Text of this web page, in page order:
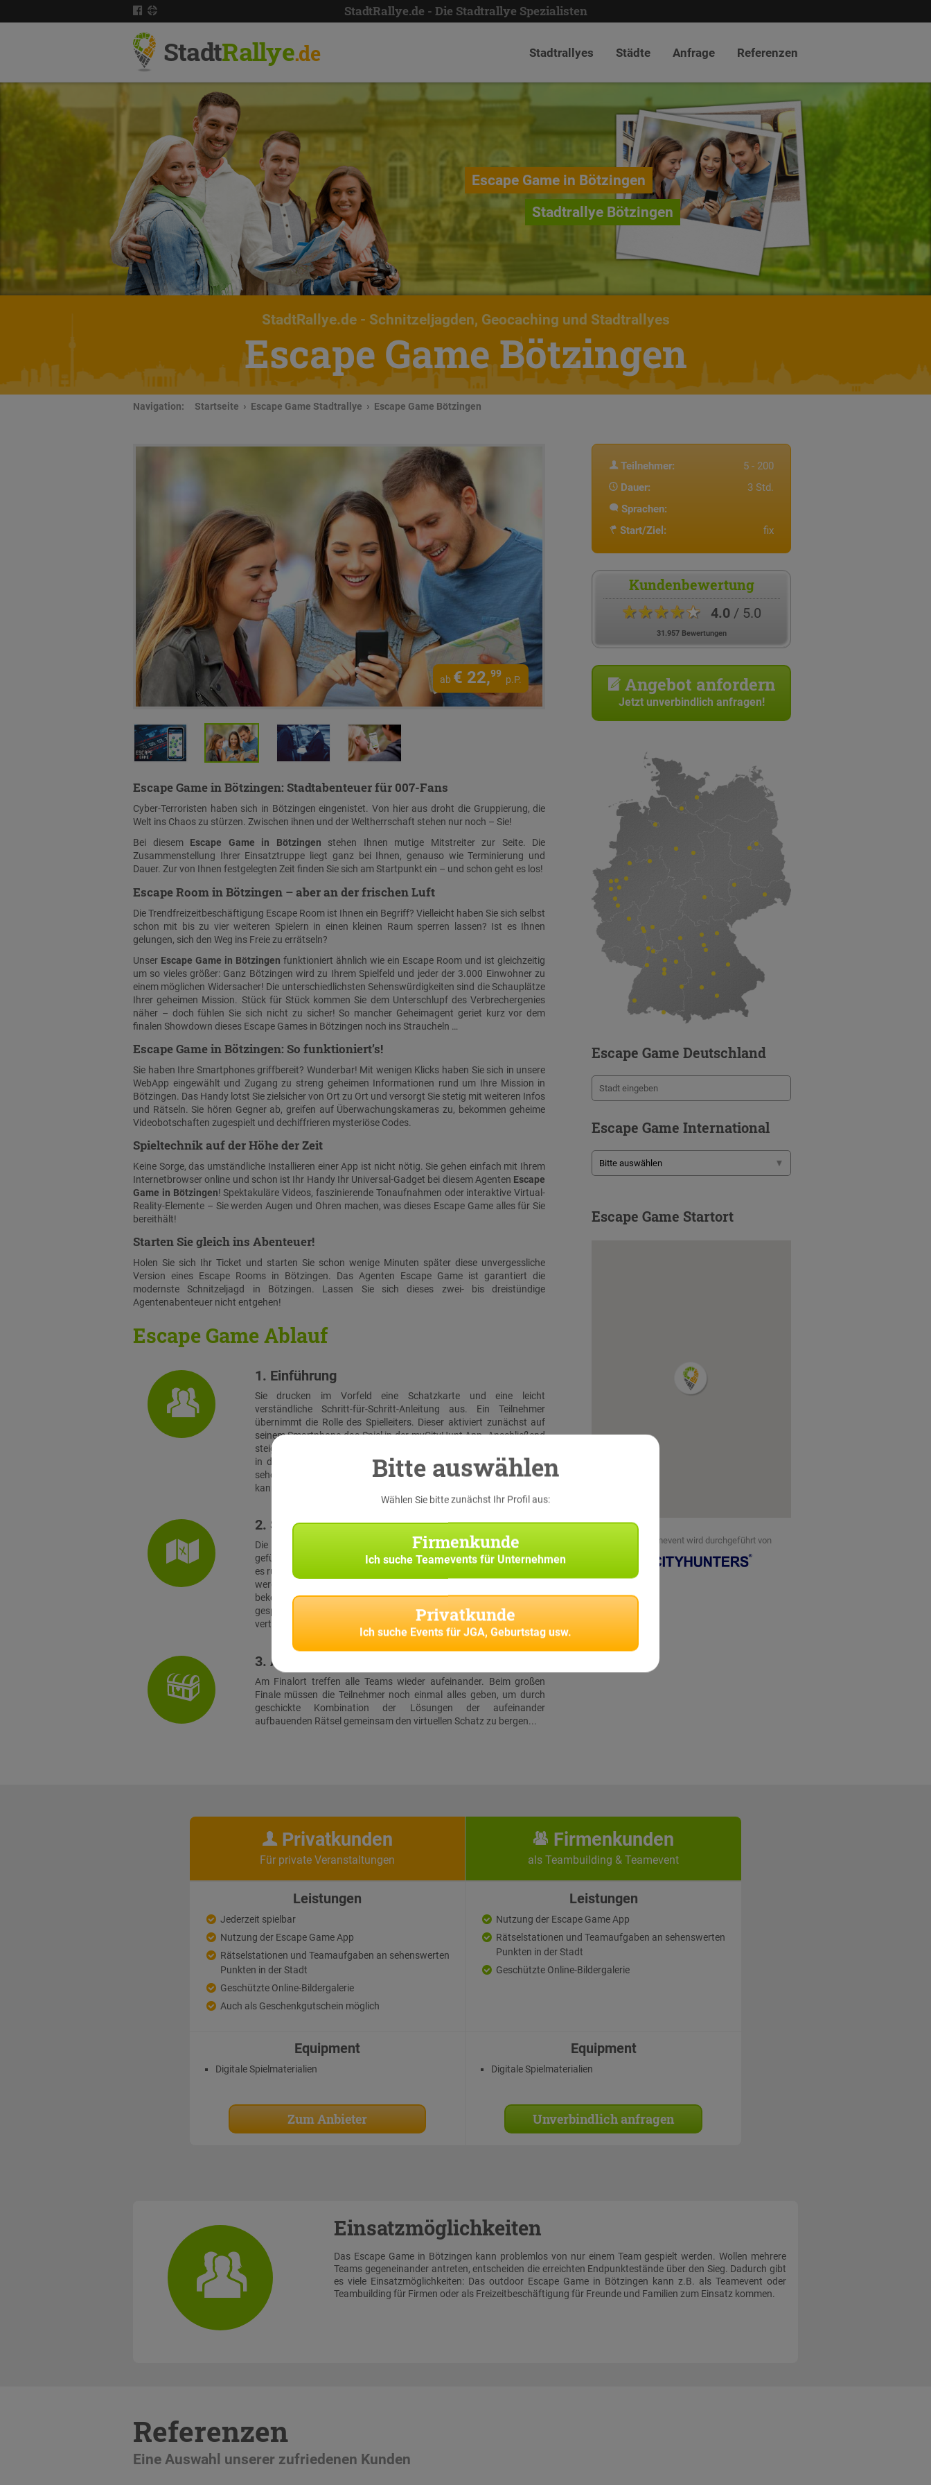
StadtRallye.de - Die Stadtrallye Spezialisten
StadtRallye.de Stadtrallyes Städte Anfrage Referenzen
Escape Game in Bötzingen
Stadtrallye Bötzingen
StadtRallye.de- Schnitzeljagden, Geocaching und Stadtrallyes
Escape Game Bötzingen
Navigation: Startseite Escape Game Stadtrallye Escape Game Bötzingen
ab € 22,99
p.P.
Escape Game in Bötzingen: Stadtabenteuer für 007-Fans
Cyber-Terroristen haben sich in Bötzingen eingenistet. Von hier aus droht die Gruppierung, die
Welt ins Chaos zu stürzen. Zwischen ihnen und der Weltherrschaft stehen nur noch – Sie!
Bei diesem Escape Game in Bötzingen stehen Ihnen mutige Mitstreiter zur Seite. Die
Zusammenstellung Ihrer Einsatztruppe liegt ganz bei Ihnen, genauso wie Terminierung und
Dauer. Zur von Ihnen festgelegten Zeit finden Sie sich am Startpunkt ein – und schon geht es los!
Escape Room in Bötzingen – aber an der frischen Luft
Die Trendfreizeitbeschäftigung Escape Room ist Ihnen ein Begriff? Vielleicht haben Sie sich selbst
schon mit bis zu vier weiteren Spielern in einen kleinen Raum sperren lassen? Ist es Ihnen
gelungen, sich den Weg ins Freie zu errätseln?
Unser Escape Game in Bötzingen funktioniert ähnlich wie ein Escape Room und ist gleichzeitig
um so vieles größer: Ganz Bötzingen wird zu Ihrem Spielfeld und jeder der 3.000 Einwohner zu
einem möglichen Widersacher! Die unterschiedlichsten Sehenswürdigkeiten sind die Schauplätze
Ihrer geheimen Mission. Stück für Stück kommen Sie dem Unterschlupf des Verbrechergenies
näher – doch fühlen Sie sich nicht zu sicher! So mancher Geheimagent geriet kurz vor dem
finalen Showdown dieses Escape Games in Bötzingen noch ins Straucheln …
Escape Game in Bötzingen: So funktioniert’s!
Sie haben Ihre Smartphones griffbereit? Wunderbar! Mit wenigen Klicks haben Sie sich in unsere
WebApp eingewählt und Zugang zu streng geheimen Informationen rund um Ihre Mission in
Bötzingen. Das Handy lotst Sie zielsicher von Ort zu Ort und versorgt Sie stetig mit weiteren Infos
und Rätseln. Sie hören Gegner ab, greifen auf Überwachungskameras zu, bekommen geheime
Videobotschaften zugespielt und dechiffrieren mysteriöse Codes.
Spieltechnik auf der Höhe der Zeit
Keine Sorge, das umständliche Installieren einer App ist nicht nötig. Sie gehen einfach mit Ihrem
Internetbrowser online und schon ist Ihr Handy Ihr Universal-Gadget bei diesem Agenten Escape
Game in Bötzingen! Spektakuläre Videos, faszinierende Tonaufnahmen oder interaktive Virtual-
Reality-Elemente – Sie werden Augen und Ohren machen, was dieses Escape Game alles für Sie
bereithält!
Starten Sie gleich ins Abenteuer!
Holen Sie sich Ihr Ticket und starten Sie schon wenige Minuten später diese unvergessliche
Version eines Escape Rooms in Bötzingen. Das Agenten Escape Game ist garantiert die
modernste Schnitzeljagd in Bötzingen. Lassen Sie sich dieses zwei- bis dreistündige
Agentenabenteuer nicht entgehen!
Escape Game Ablauf
1. Einführung
Sie drucken im Vorfeld eine Schatzkarte und eine leicht
verständliche Schritt-für-Schritt-Anleitung aus. Ein Teilnehmer
übernimmt die Rolle des Spielleiters. Dieser aktiviert zunächst auf
seinem Smartphone das Spiel in der myCityHunt App. Anschließend
steigen alle anderen Teilnehmer mit ihren Smartphones über die App
in das Spiel ein und suchen sich eine passende Rolle aus. Dann
sehen sich alle Teilnehmer gemeinsam das Intro-Video an und schon
kann es losgehen!
2. Stadtrallye
Die Teams strömen, von der der Navigation ihres Smartphones
geführt, zu ihrer ersten Rätselstation in Bötzingen. Insgesamt gibt
es rund ein Dutzend Stationen, welche von allen Teams angesteuert
werden. Vor Ort gilt es, jeweils ein Rätsel zu lösen. Zwischendurch
bekommt jeder Teilnehmer zusätzliche Challenges auf sein Handy
gespielt. Diese Aufgaben entsprechen thematisch den vorab
verteilten Teilnehmer-Rollen.
3. Abschluss & Schatzfund
Am Finalort treffen alle Teams wieder aufeinander. Beim großen
Finale müssen die Teilnehmer noch einmal alles geben, um durch
geschickte Kombination der Lösungen der aufeinander
aufbauenden Rätsel gemeinsam den virtuellen Schatz zu bergen...
Teilnehmer:
5 - 200
Dauer:
3 Std.
Sprachen:
Start/Ziel:
fix
Kundenbewertung
★★★★★ 4.0/ 5.0
31.957 Bewertungen
Angebot anfordern
Jetzt unverbindlich anfragen!
Escape Game Deutschland
Escape Game International
Escape Game Startort
Dieses Teamevent wird durchgeführt von
Privatkunden
Für private Veranstaltungen
Firmenkunden
als Teambuilding & Teamevent
Leistungen
Jederzeit spielbar
Nutzung der Escape Game App
Rätselstationen und Teamaufgaben an sehenswerten
Punkten in der Stadt
Geschützte Online-Bildergalerie
Auch als Geschenkgutschein möglich
Leistungen
Nutzung der Escape Game App
Rätselstationen und Teamaufgaben an sehenswerten
Punkten in der Stadt
Geschützte Online-Bildergalerie
Equipment
Digitale Spielmaterialien
Equipment
Digitale Spielmaterialien
Zum Anbieter Unverbindlich anfragen
Einsatzmöglichkeiten
Das Escape Game in Bötzingen kann problemlos von nur einem Team gespielt werden. Wollen mehrere
Teams gegeneinander antreten, entscheiden die erreichten Endpunktestände über den Sieg. Dadurch gibt
es viele Einsatzmöglichkeiten: Das outdoor Escape Game in Bötzingen kann z.B. als Teamevent oder
Teambuilding für Firmen oder als Freizeitbeschäftigung für Freunde und Familien zum Einsatz kommen.
Referenzen
Eine Auswahl unserer zufriedenen Kunden
Bitte auswählen
Wählen Sie bitte zunächst Ihr Profil aus:
Firmenkunde
Ich suche Teamevents für Unternehmen
Privatkunde
Ich suche Events für JGA, Geburtstag usw.